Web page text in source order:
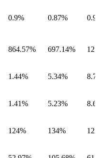
0.9% 0.87%
864.57% 697.14%
1.44% 5.34%
1.41% 5.23%
124% 134%